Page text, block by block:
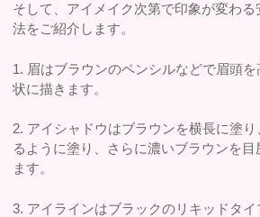
そして、アイメイク次第で印象が変わ
法をご紹介します。
1. 眉はブラウンのペンシルなどで眉頭
状に描きます。
2. アイシャドウはブラウンを横長に塗
るように塗り、さらに濃いブラウンを
ます。
3. アイラインはブラックのリキッドタ